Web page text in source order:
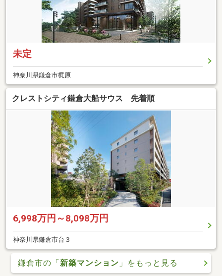
未定
神奈川県鎌倉市梶原
クレストシティ鎌倉大船サウス 先着順
6,998万円～8,098万円
神奈川県鎌倉市台３
鎌倉市の「新築マンション 」をもっと見る